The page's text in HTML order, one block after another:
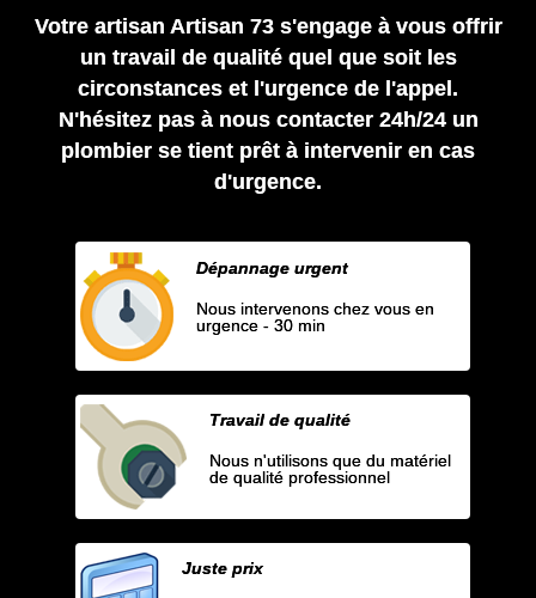
Votre artisan Artisan 73 s'engage à vous offrir
un travail de qualité quel que soit les
circonstances et l'urgence de l'appel.
N'hésitez pas à nous contacter 24h/24 un
plombier se tient prêt à intervenir en cas
d'urgence.
Dépannage urgent
Nous intervenons chez vous en
urgence - 30 min
Travail de qualité
Nous n'utilisons que du matériel
de qualité professionnel
Juste prix